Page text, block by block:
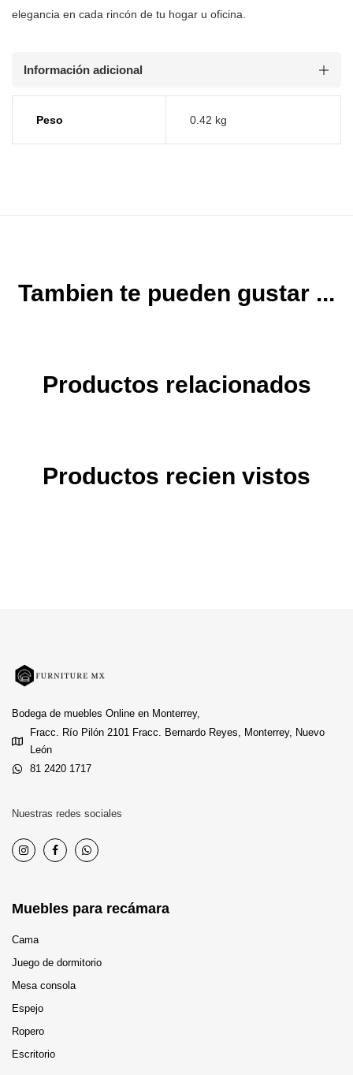
elegancia en cada rincón de tu hogar u oficina.
Información adicional
Peso 0.42 kg
Tambien te pueden gustar ...
Productos relacionados
Productos recien vistos
Bodega de muebles Online en Monterrey,
Fracc. Río Pilón 2101 Fracc. Bernardo Reyes, Monterrey, Nuevo
León
81 2420 1717
Nuestras redes sociales
Muebles para recámara
Cama
Juego de dormitorio
Mesa consola
Espejo
Ropero
Escritorio